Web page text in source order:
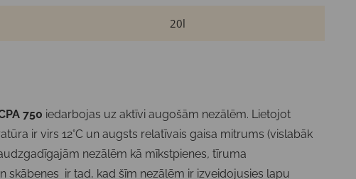
20l
750 iedarbojas uz aktīvi augošām nezālēm. Lietojot
ir virs 12°C un augsts relatīvais gaisa mitrums (vislabāk
nezālēm kā mīkstpienes, tīruma
skābenes ir tad, kad šīm nezālēm ir izveidojusies lapu